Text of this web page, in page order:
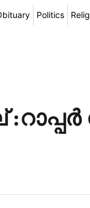
Politics